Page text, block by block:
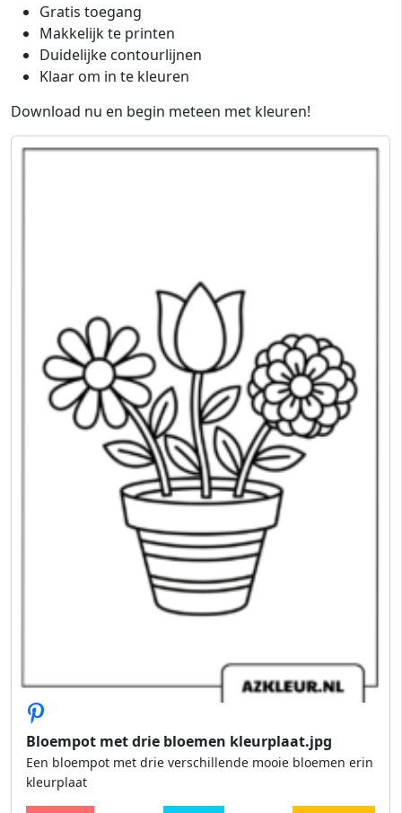
Gratis toegang
Makkelijk te printen
Duidelijke contourlijnen
Klaar om in te kleuren
Download nu en begin meteen met kleuren!
Bloempot met drie bloemen kleurplaat.jpg
Een bloempot met drie verschillende mooie bloemen erin
kleurplaat